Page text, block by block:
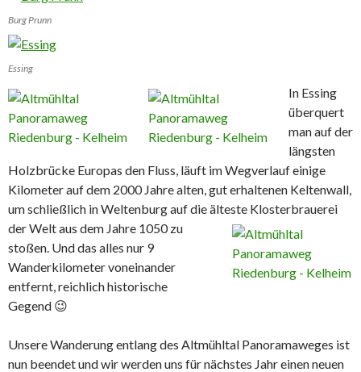
Burg Prunn
Essing
In Essing
überquert
man auf der
längsten
Holzbrücke Europas den Fluss, läuft im Wegverlauf einige
Kilometer auf dem 2000 Jahre alten, gut erhaltenen Keltenwall,
um schließlich in Weltenburg auf die älteste Klosterbrauerei
der Welt aus dem Jahre 1050 zu
stoßen. Und das alles nur 9
Wanderkilometer voneinander
entfernt, reichlich historische
Gegend 😉
Unsere Wanderung entlang des Altmühltal Panoramaweges ist
nun beendet und wir werden uns für nächstes Jahr einen neuen